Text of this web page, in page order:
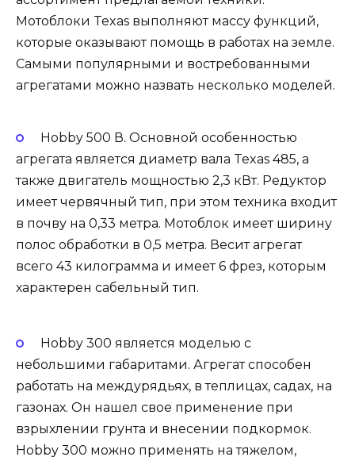
Мотоблоки Texas выполняют массу функций,
которые оказывают помощь в работах на земле.
Самыми популярными и востребованными
агрегатами можно назвать несколько моделей.
Hobby 500 В. Основной особенностью
агрегата является диаметр вала Texas 485, а
также двигатель мощностью 2,3 кВт. Редуктор
имеет червячный тип, при этом техника входит
в почву на 0,33 метра. Мотоблок имеет ширину
полос обработки в 0,5 метра. Весит агрегат
всего 43 килограмма и имеет 6 фрез, которым
характерен сабельный тип.
Hobby 300 является моделью с
небольшими габаритами. Агрегат способен
работать на междурядьях, в теплицах, садах, на
газонах. Он нашел свое применение при
взрыхлении грунта и внесении подкормок.
Hobby 300 можно применять на тяжелом,